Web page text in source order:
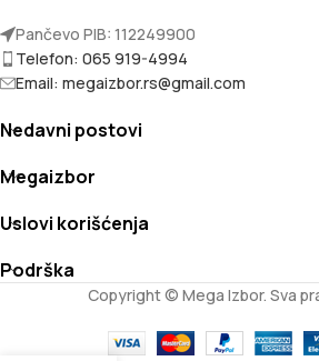
Pančevo PIB: 112249900
Telefon: 065 919-4994
Email: megaizbor.rs@gmail.com
Nedavni postovi
Megaizbor
Uslovi korišćenja
Podrška
Copyright © Mega Izbor. Sva